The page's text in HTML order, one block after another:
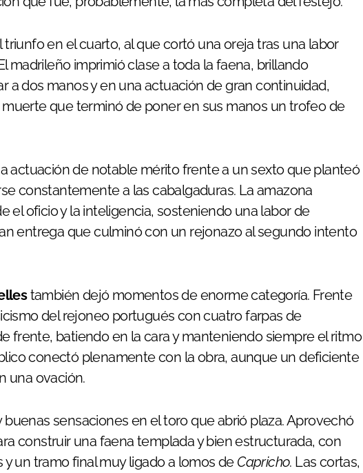
en el cuarto, al que cortó una oreja tras una labor
madrileño imprimió clase a toda la faena, brillando
a dos manos y en una actuación de gran continuidad,
que terminó de poner en sus manos un trofeo de
actuación de notable mérito frente a un sexto que planteó
constantemente a las cabalgaduras. La amazona
el oficio y la inteligencia, sosteniendo una labor de
entrega que culminó con un rejonazo al segundo intento
también dejó momentos de enorme categoría. Frente
del rejoneo portugués con cuatro farpas de
frente, batiendo en la cara y manteniendo siempre el ritmo
conectó plenamente con la obra, aunque un deficiente
una ovación.
sensaciones en el toro que abrió plaza. Aprovechó
construir una faena templada y bien estructurada, con
un tramo final muy ligado a lomos de Capricho. Las cortas,